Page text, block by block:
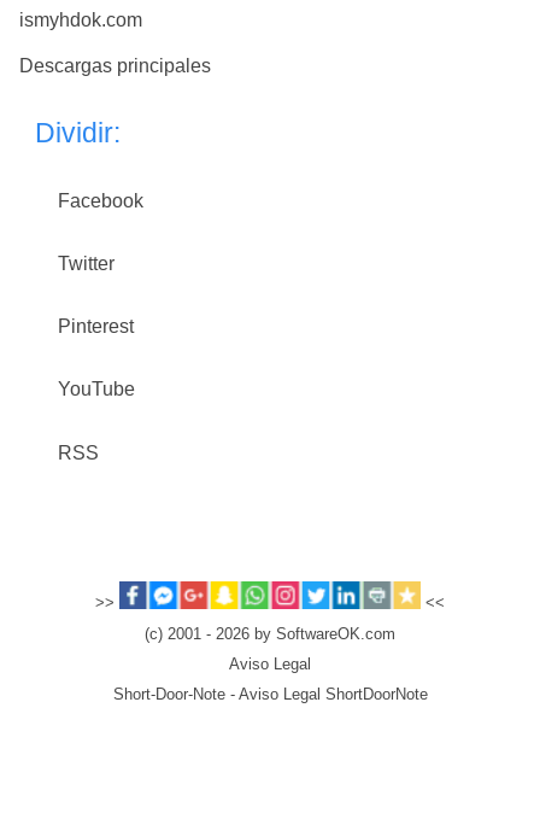
ismyhdok.com
Descargas principales
Dividir:
Facebook
Twitter
Pinterest
YouTube
RSS
>>
<<
(c) 2001 - 2026 by SoftwareOK.com
Aviso Legal
Short-Door-Note - Aviso Legal ShortDoorNote